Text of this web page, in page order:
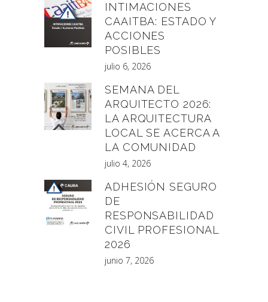
INTIMACIONES
CAAITBA: ESTADO Y
ACCIONES
POSIBLES
julio 6, 2026
SEMANA DEL
ARQUITECTO 2026:
LA ARQUITECTURA
LOCAL SE ACERCA A
LA COMUNIDAD
julio 4, 2026
ADHESIÓN SEGURO
DE
RESPONSABILIDAD
CIVIL PROFESIONAL
2026
junio 7, 2026